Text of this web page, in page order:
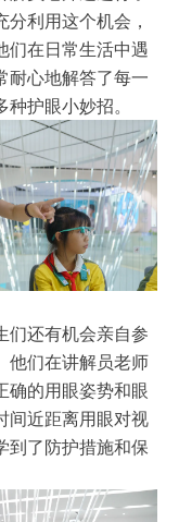
利用这个机会，
们在日常生活中遇
耐心地解答了每一
护眼小妙招。
们还有机会亲自参
他们在讲解员老师
确的用眼姿势和眼
间近距离用眼对视
到了防护措施和保